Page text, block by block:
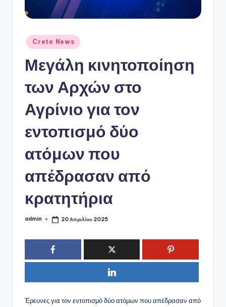
Αναρτήθηκε
σε
Crete News
Μεγάλη κινητοποίηση
των Αρχών στο
Αγρίνιο για τον
εντοπισμό δύο
ατόμων που
απέδρασαν από
κρατητήρια
Συγγραφέας:
admin 20 Απριλίου 2025
Έρευνες για τον εντοπισμό δύο ατόμων που απέδρασαν από